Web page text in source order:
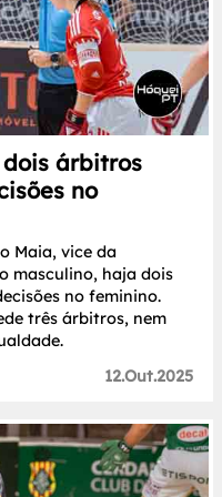
dois árbitros
no
Maia, vice da
masculino, haja dois
no feminino.
três árbitros, nem
12.Out.2025